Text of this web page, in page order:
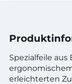
Spezialfeile
erleichterten